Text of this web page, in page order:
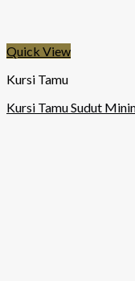
Quick View
Kursi Tamu
Kursi Tamu Sudut